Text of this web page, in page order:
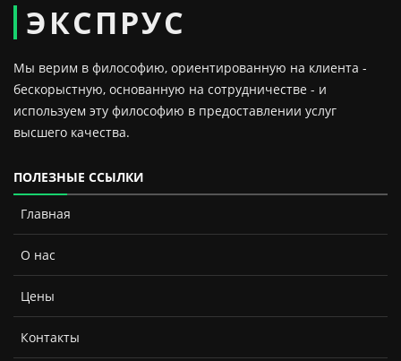
ЭКСПРУС
Мы верим в философию, ориентированную на клиента -
бескорыстную, основанную на сотрудничестве - и
используем эту философию в предоставлении услуг
высшего качества.
ПОЛЕЗНЫЕ ССЫЛКИ
Главная
О нас
Цены
Контакты